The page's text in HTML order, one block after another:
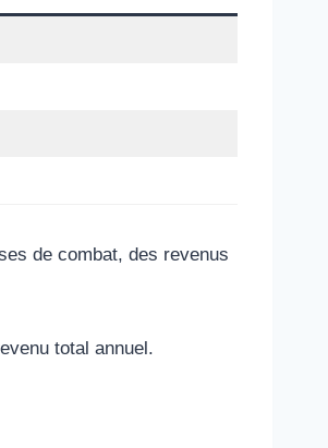
de combat, des revenus
total annuel.